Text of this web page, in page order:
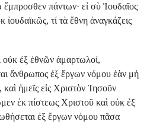
πάντων· εἰ σὺ Ἰουδαῖος
τί τὰ ἔθνη ἀναγκάζεις
οὐκ ἐξ ἐθνῶν ἁμαρτωλοί,
ἄνθρωπος ἐξ ἔργων νόμου ἐὰν μὴ
ἡμεῖς εἰς Χριστὸν Ἰησοῦν
ἐκ πίστεως Χριστοῦ καὶ οὐκ ἐξ
ἐξ ἔργων νόμου πᾶσα